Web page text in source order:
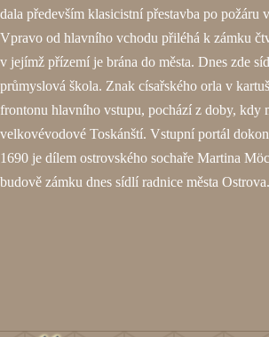
dala především klasicistní přestavba po požáru
Vpravo od hlavního vchodu přiléhá k zámku
v jejímž přízemí je brána do města. Dnes zde
průmyslová škola. Znak císařského orla v
frontonu hlavního vstupu, pochází z doby, kdy
velkovévodové Toskánští. Vstupní portál
1690 je dílem ostrovského sochaře Martina
budově zámku dnes sídlí radnice města Ostrova.